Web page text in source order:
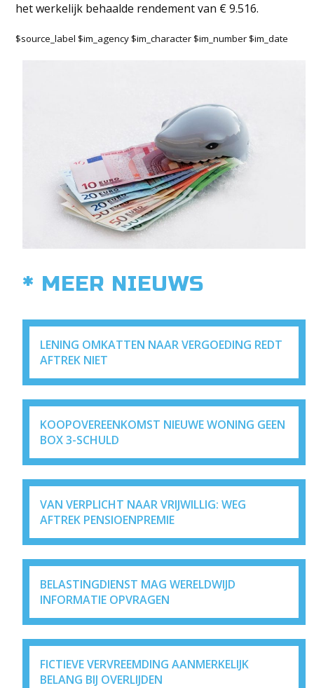
het werkelijk behaalde rendement van € 9.516.
$source_label $im_agency $im_character $im_number $im_date
* MEER NIEUWS
LENING OMKATTEN NAAR VERGOEDING REDT
AFTREK NIET
KOOPOVEREENKOMST NIEUWE WONING GEEN
BOX 3-SCHULD
VAN VERPLICHT NAAR VRIJWILLIG: WEG
AFTREK PENSIOENPREMIE
BELASTINGDIENST MAG WERELDWIJD
INFORMATIE OPVRAGEN
FICTIEVE VERVREEMDING AANMERKELIJK
BELANG BIJ OVERLIJDEN